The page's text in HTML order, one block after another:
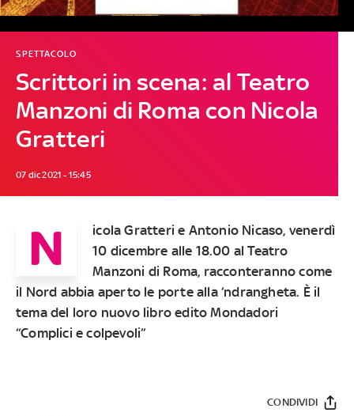
Scrittori in scena: al Teatro
Manzoni di Roma con Nicola
Gratteri
SPETTACOLO
07 dic 2021 - 15:45
N
icola Gratteri e Antonio Nicaso, venerdì
10 dicembre alle 18.00 al Teatro
Manzoni di Roma, racconteranno come
il Nord abbia aperto le porte alla ‘ndrangheta. È il
tema del loro nuovo libro edito Mondadori
“Complici e colpevoli”
CONDIVIDI